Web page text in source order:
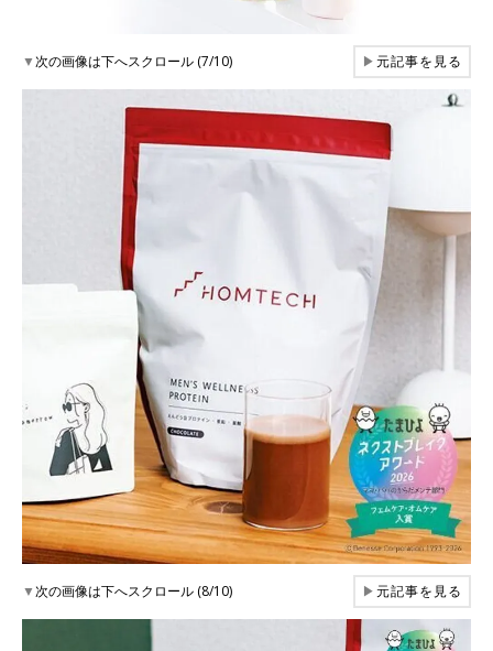
▼次の画像は下へスクロール (7/10) ▶元記事を見る
▼次の画像は下へスクロール (8/10) ▶元記事を見る